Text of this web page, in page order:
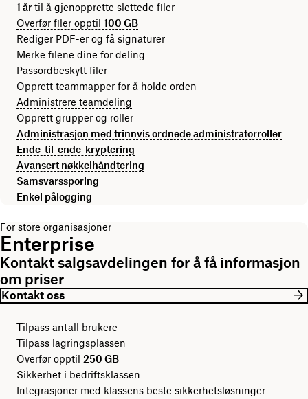
1 årtil å gjenopprette slettede filer
Overfør filer opptil 100 GB
Rediger PDF-er og få signaturer
Merke filene dine for deling
Passordbeskytt filer
Opprett teammapper for å holde orden
Administrere teamdeling
Opprett grupper og roller
Administrasjon med trinnvis ordnede administratorroller
Ende-til-ende-kryptering
Avansert nøkkelhåndtering
Samsvarssporing
Enkel pålogging
For store organisasjoner
Enterprise
Kontakt salgsavdelingen for å få informasjon
om priser
Kontakt oss
Tilpass antall brukere
Tilpass lagringsplassen
Overfør opptil 250 GB
Sikkerhet i bedriftsklassen
Integrasjoner med klassens beste sikkerhetsløsninger